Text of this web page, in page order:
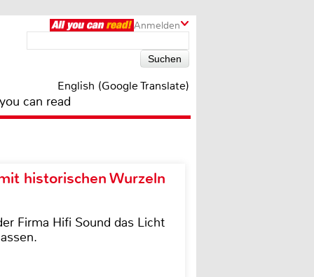
Anmelden
English (Google Translate)
can read
historischen Wurzeln
Firma Hifi Sound das Licht